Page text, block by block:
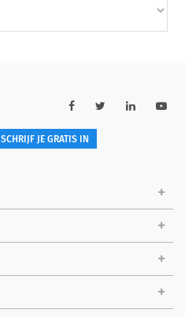
SCHRIJF JE GRATIS IN